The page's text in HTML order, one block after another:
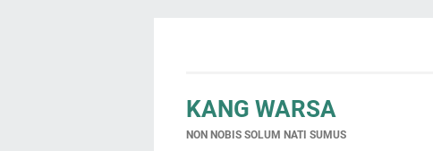
KANG WARSA
NON NOBIS SOLUM NATI SUMUS